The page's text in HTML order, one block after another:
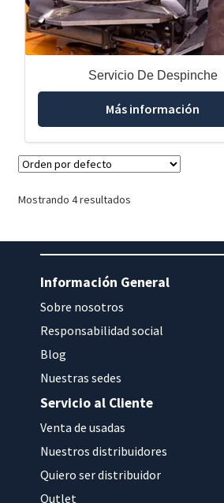
Servicio De Despinche
Más información
Mostrando 4 resultados
Información General
Sobre nosotros
Responsabilidad social
Blog
Nuestras sedes
Servicio al Cliente
Venta de usadas
Nuestros distribuidores
Quiero ser distribuidor
Outlet